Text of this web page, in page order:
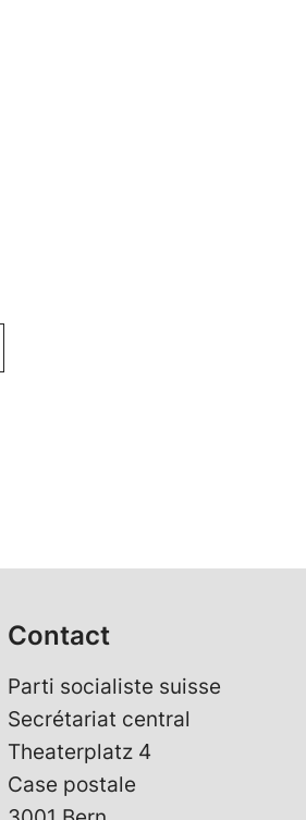
Contact
Parti socialiste suisse
Secrétariat central
Theaterplatz 4
Case postale